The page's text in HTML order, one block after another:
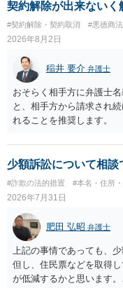
契約解除が出来ないく
#契約解除・契約取消 #悪徳商法
2026年8月2日
稲井 要介 弁護士
おそらく相手方に弁護士
と、相手方から請求され
れることを推奨します。
少額訴訟について相談
#詐欺の法的措置 #本名・住所
2026年7月31日
肥田 弘昭 弁護士
上記の事情であっても、
但し、住民票などを取得
が低減するかと思います。